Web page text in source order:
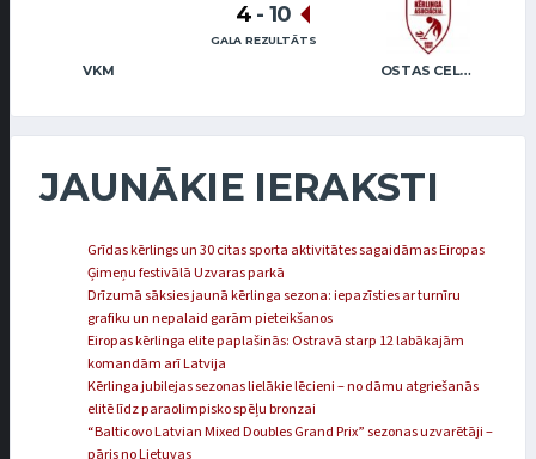
VKM OSTAS CELTNIEKS
4 - 10
GALA REZULTĀTS
JAUNĀKIE IERAKSTI
Grīdas kērlings un 30 citas sporta aktivitātes sagaidāmas Eiropas
Ģimeņu festivālā Uzvaras parkā
Drīzumā sāksies jaunā kērlinga sezona: iepazīsties ar turnīru
grafiku un nepalaid garām pieteikšanos
Eiropas kērlinga elite paplašinās: Ostravā starp 12 labākajām
komandām arī Latvija
Kērlinga jubilejas sezonas lielākie lēcieni – no dāmu atgriešanās
elitē līdz paraolimpisko spēļu bronzai
“Balticovo Latvian Mixed Doubles Grand Prix” sezonas uzvarētāji –